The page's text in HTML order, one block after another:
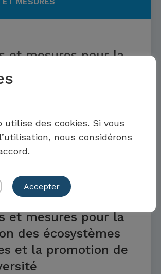
et mesures pour la
des écosystèmes
l’eau
et mesures pour la
des écosystèmes
et la promotion de
utilise des cookies. Si vous
nous considérons
Accepter